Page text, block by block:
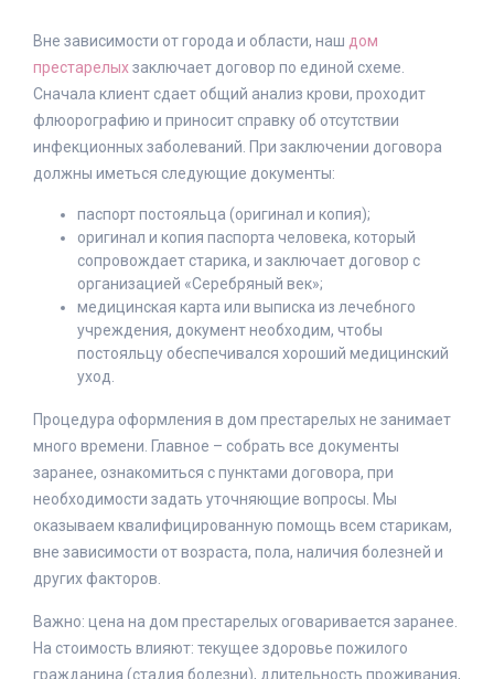
Вне зависимости от города и области, наш дом
престарелыхзаключает договор по единой схеме.
Сначала клиент сдает общий анализ крови, проходит
флюорографию и приносит справку об отсутствии
инфекционных заболеваний. При заключении договора
должны иметься следующие документы:
паспорт постояльца (оригинал и копия);
оригинал и копия паспорта человека, который
сопровождает старика, и заключает договор с
организацией «Серебряный век»;
медицинская карта или выписка из лечебного
учреждения, документ необходим, чтобы
постояльцу обеспечивался хороший медицинский
уход.
Процедура оформления в дом престарелых не занимает
много времени. Главное – собрать все документы
заранее, ознакомиться с пунктами договора, при
необходимости задать уточняющие вопросы. Мы
оказываем квалифицированную помощь всем старикам,
вне зависимости от возраста, пола, наличия болезней и
других факторов.
Важно: цена на дом престарелых оговаривается заранее.
На стоимость влияют: текущее здоровье пожилого
гражданина (стадия болезни), длительность проживания,